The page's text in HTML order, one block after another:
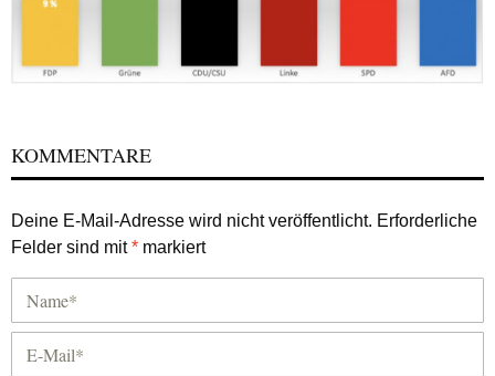
KOMMENTARE
Deine E-Mail-Adresse wird nicht veröffentlicht. Erforderliche
Felder sind mit* markiert